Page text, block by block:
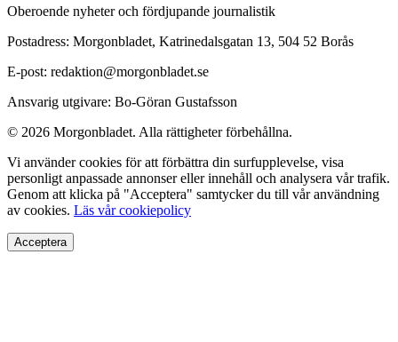
Oberoende nyheter och fördjupande journalistik
Postadress: Morgonbladet, Katrinedalsgatan 13, 504 52 Borås
E-post: redaktion@morgonbladet.se
Ansvarig utgivare: Bo-Göran Gustafsson
© 2026 Morgonbladet. Alla rättigheter förbehållna.
Vi använder cookies för att förbättra din surfupplevelse, visa
personligt anpassade annonser eller innehåll och analysera vår trafik.
Genom att klicka på "Acceptera" samtycker du till vår användning
av cookies. Läs vår cookiepolicy
Acceptera